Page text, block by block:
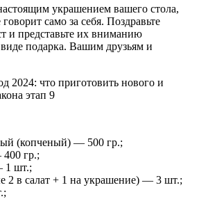
украшением вашего стола,
само за себя. Поздравьте
и представьте их вниманию
подарка. Вашим друзьям и
(копченый) — 500 гр.;
гр.;
1 шт.;
2 в салат + 1 на украшение) — 3 шт.;